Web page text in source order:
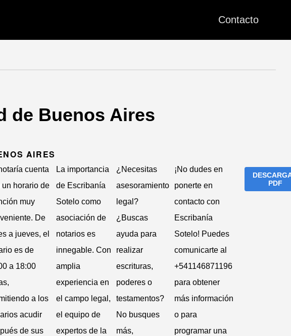
Contacto
de Buenos Aires
AIRES
cuenta
un horario de
muy
De
a jueves, el
es de
a 18:00
a los
acudir
de sus
La importancia
de Escribanía
Sotelo como
asociación de
notarios es
innegable. Con
amplia
experiencia en
el campo legal,
el equipo de
expertos de la
¿Necesitas
asesoramiento
legal?
¿Buscas
ayuda para
realizar
escrituras,
poderes o
testamentos?
No busques
más,
¡No dudes en
ponerte en
contacto con
Escribanía
Sotelo! Puedes
comunicarte al
+541146871196
para obtener
más información
o para
programar una
PDF